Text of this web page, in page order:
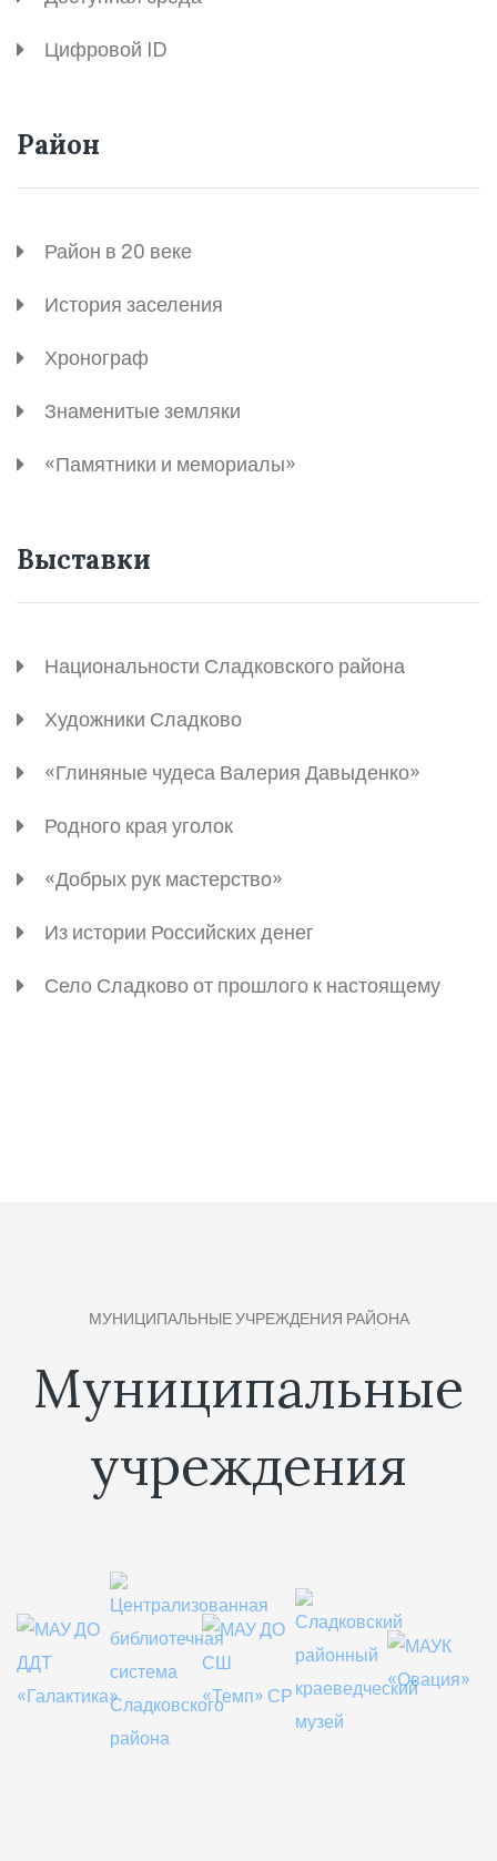
Цифровой ID
Район
Район в 20 веке
История заселения
Хронограф
Знаменитые земляки
«Памятники и мемориалы»
Выставки
Национальности Сладковского района
Художники Сладково
«Глиняные чудеса Валерия Давыденко»
Родного края уголок
«Добрых рук мастерство»
Из истории Российских денег
Село Сладково от прошлого к настоящему
МУНИЦИПАЛЬНЫЕ УЧРЕЖДЕНИЯ РАЙОНА
Муниципальные
учреждения